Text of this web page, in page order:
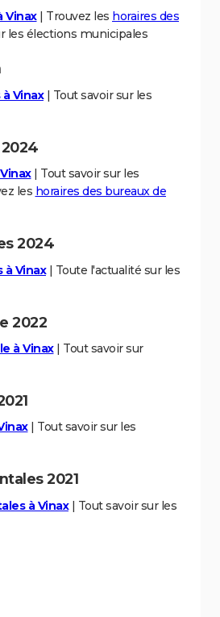
Vinax| Trouvez les horaires des
les élections municipales
Vinax| Tout savoir sur les
| Tout savoir sur les
les horaires des bureaux de
2024
Vinax| Toute l'actualité sur les
2022
à Vinax| Tout savoir sur
| Tout savoir sur les
2021
à Vinax| Tout savoir sur les